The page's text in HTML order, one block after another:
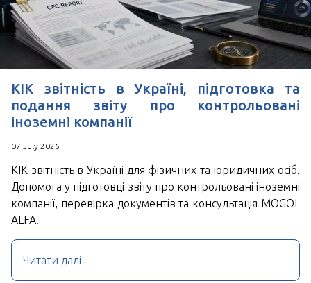
КІК звітність в Україні, підготовка та
подання звіту про контрольовані
іноземні компанії
07 July 2026
КІК звітність в Україні для фізичних та юридичних осіб.
Допомога у підготовці звіту про контрольовані іноземні
компанії, перевірка документів та консультація MOGOL
ALFA.
Читати далі